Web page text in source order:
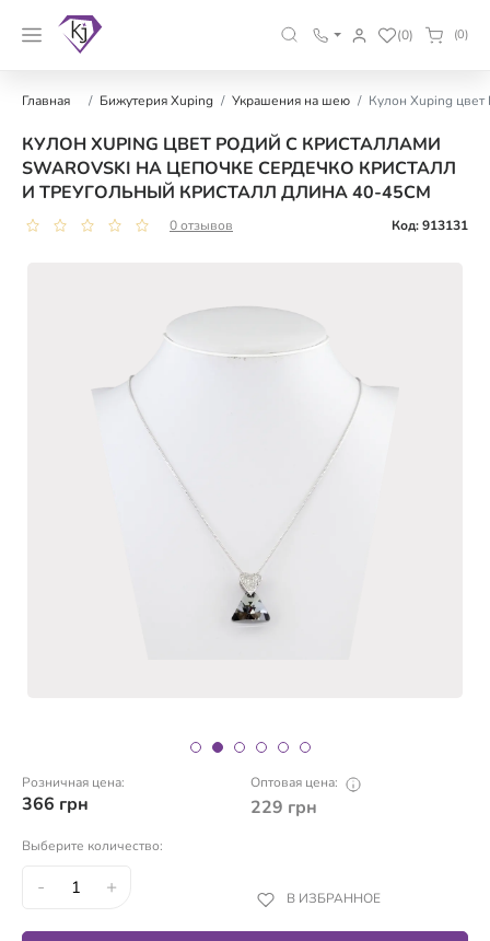
(0) (0)
Главная Бижутерия Xuping Украшения на шею Кулон Xuping цвет
КУЛОН XUPING ЦВЕТ РОДИЙ С КРИСТАЛЛАМИ
SWAROVSKI НА ЦЕПОЧКЕ СЕРДЕЧКО КРИСТАЛЛ
И ТРЕУГОЛЬНЫЙ КРИСТАЛЛ ДЛИНА 40-45СМ
0 отзывов Код: 913131
Розничная цена:
366 грн
Оптовая цена:
229 грн
Выберите количество:
- + В ИЗБРАННОЕ